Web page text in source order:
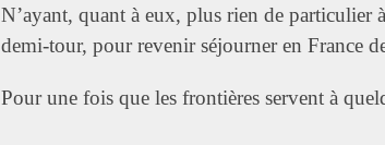
N’ayant, quant à eux, plus rien de
demi-tour, pour revenir séjourner en France
Pour une fois que les frontières servent à